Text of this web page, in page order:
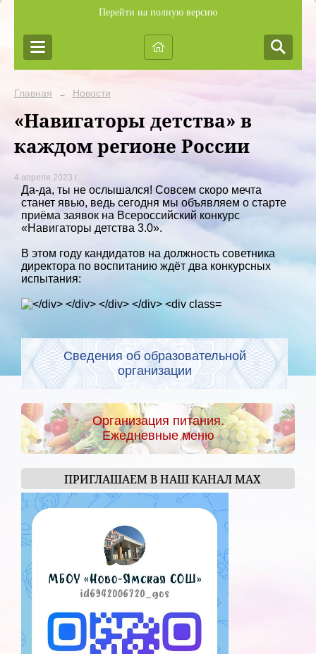
Перейти на полную версию
Главная → Новости
«Навигаторы детства» в
каждом регионе России
4 апреля 2023 г.
Да-да, ты не ослышался! Совсем скоро мечта
станет явью, ведь сегодня мы объявляем о старте
приёма заявок на Всероссийский конкурс
«Навигаторы детства 3.0».
В этом году кандидатов на должность советника
директора по воспитанию ждёт два конкурсных
испытания:
Сведения об образовательной
организации
Организация питания.
Ежедневные меню
ПРИГЛАШАЕМ В НАШ КАНАЛ МАХ